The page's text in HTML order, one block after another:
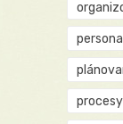
procesy